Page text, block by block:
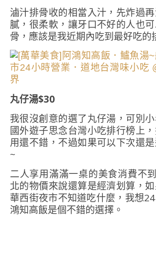
滷汁排骨收的相當入汁，先炸過
膩，很柔軟，讓牙口不好的人也
骨，應該是我近期內吃到最好吃的
丸仔湯$30
我很沒創意的選了丸仔湯，可別
國外遊子思念台灣小吃排行榜上
用還不錯，不過如果可以下次還
~
二人享用滿滿一桌的美食消費不
北的物價來說還算是經濟划算，
華西街夜市不知道吃什麼，我想
鴻知高飯是個不錯的選擇。